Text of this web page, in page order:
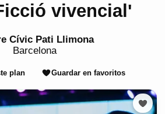
vivencial'
Cívic Pati Llimona
Barcelona
plan Guardar en favoritos